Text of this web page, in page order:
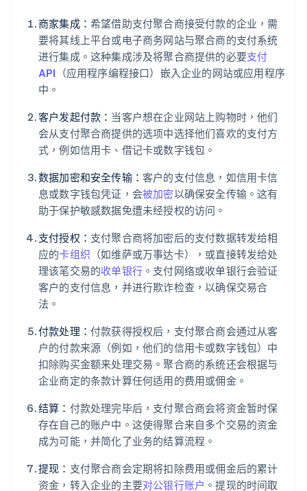
商家集成： 希望借助支付聚合商接受付款的企业，需
要将其线上平台或电子商务网站与聚合商的支付系统
进行集成。这种集成涉及将聚合商提供的必要支付
API （应用程序编程接口）嵌入企业的网站或应用程序
中。
客户发起付款： 当客户想在企业网站上购物时，他们
会从支付聚合商提供的选项中选择他们喜欢的支付方
式，例如信用卡、借记卡或数字钱包。
数据加密和安全传输： 客户的支付信息，如信用卡信
息或数字钱包凭证，会被加密以确保安全传输。这有
助于保护敏感数据免遭未经授权的访问。
支付授权： 支付聚合商将加密后的支付数据转发给相
应的卡组织 （如维萨或万事达卡），或直接转发给处
理该笔交易的收单银行 。支付网络或收单银行会验证
客户的支付信息，并进行欺诈检查，以确保交易合
法。
付款处理： 付款获得授权后，支付聚合商会通过从客
户的付款来源（例如，他们的信用卡或数字钱包）中
扣除购买金额来处理交易。聚合商的系统还会根据与
企业商定的条款计算任何适用的费用或佣金。
结算： 付款处理完毕后，支付聚合商会将资金暂时保
存在自己的账户中。这使得聚合来自多个交易的资金
成为可能，并简化了业务的结算流程。
提现： 支付聚合商会定期将扣除费用或佣金后的累计
资金，转入企业的主要对公银行账户 。提现的时间取